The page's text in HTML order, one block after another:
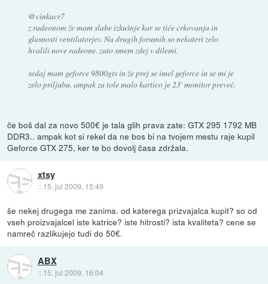
@cinkacr7
z radeonom že mam slabe izkušnje kar se tiče crkovanja in
glasnosti ventilatorjev. Na drugih forumih so nekateri zelo
hvalili nove radeone. zato smem zdej v dilemi.
sedaj mam geforce 9800gts in že prej se imel geforce in se mi je
zelo priljubu. ampak za tole malo kartico je 23' monitor preveč.
če boš dal za novo 500€ je tala glih prava zate: GTX 295 1792 MB
DDR3.. ampak kot si rekel da ne bos bi na tvojem mestu raje kupil
Geforce GTX 275, ker te bo dovolj časa zdržala.
xtsy
:: 15. jul 2009, 15:49
še nekej drugega me zanima. od katerega prizvajalca kupit? so od
vseh proizvajalcel iste katrice? iste hitrosti? ista kvaliteta? cene se
namreč razlikujejo tudi do 50€.
ABX
:: 15. jul 2009, 16:04